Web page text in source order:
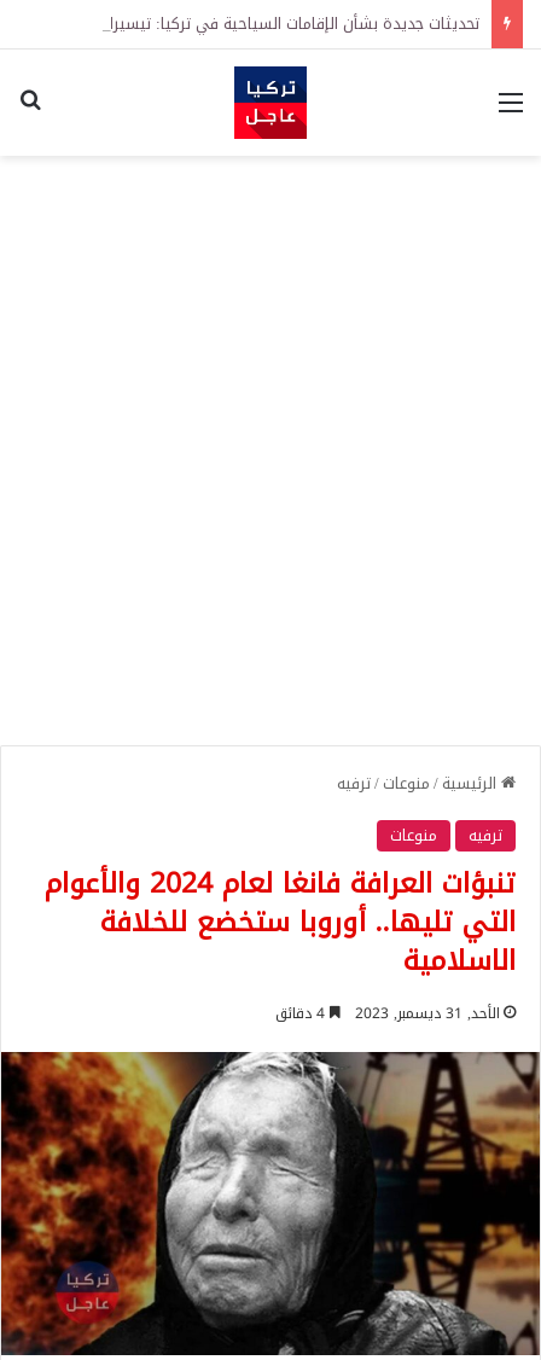
القائمة
الرئيسية/منوعات/ترفيه
ترفيه
منوعات
تنبؤات العرافة فانغا لعام 2024 والأعوام
التي تليها.. أوروبا ستخضع للخلافة
الاسلامية
الأحد, 31 ديسمبر, 2023